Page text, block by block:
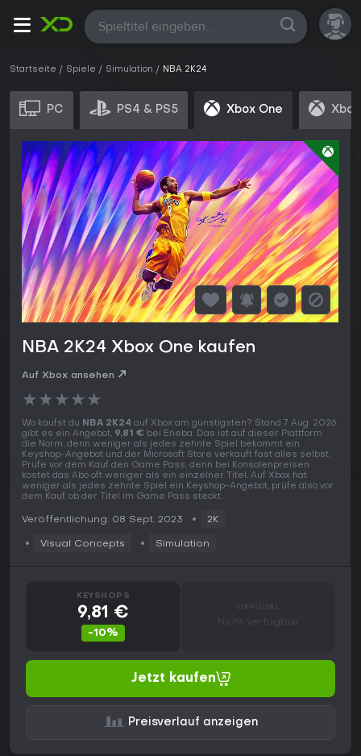
Alle
Startseite Spiele Simulation NBA 2K24
PC PS4 & PS5 Xbox One
NBA 2K24 Xbox One kaufen
Auf Xbox ansehen
★★★★★
Wo kaufst du NBA 2K24 auf Xbox am günstigsten? Stand 7 Aug. 2026
gibt es ein Angebot, 9,81 € bei Eneba. Das ist auf dieser Plattform
die Norm, denn weniger als jedes zehnte Spiel bekommt ein
Keyshop-Angebot und der Microsoft Store verkauft fast alles selbst.
Prüfe vor dem Kauf den Game Pass, denn bei Konsolenpreisen
kostet das Abo oft weniger als ein einzelner Titel. Auf Xbox hat
weniger als jedes zehnte Spiel ein Keyshop-Angebot, prüfe also vor
dem Kauf, ob der Titel im Game Pass steckt.
Veröffentlichung: 08 Sept. 2023 2K
Visual Concepts Simulation
KEYSHOPS
9,81 €
-10%
Nicht verfügbar
Jetzt kaufen
Preisverlauf anzeigen